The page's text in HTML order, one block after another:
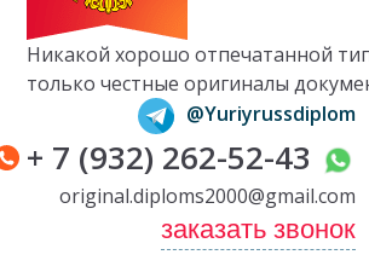
Вопросы и ответы
Отзывы клиентов
Оплата и доставка
Контакты
Никакой хорошо отпечатанной
только честные оригиналы
@Yuriyrussdiplom
+ 7 (932) 262-52-43
original.diploms2000@gmail.com
заказать звонок